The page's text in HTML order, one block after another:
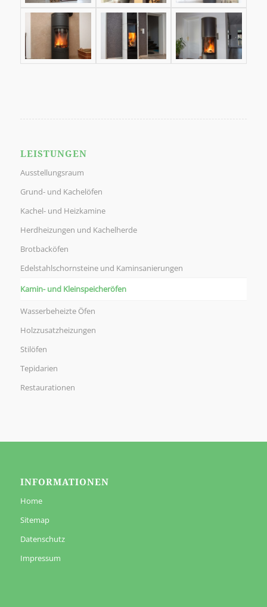
LEISTUNGEN
Ausstellungsraum
Grund- und Kachelöfen
Kachel- und Heizkamine
Herdheizungen und Kachelherde
Brotbacköfen
Edelstahlschornsteine und Kaminsanierungen
Kamin- und Kleinspeicheröfen
Wasserbeheizte Öfen
Holzzusatzheizungen
Stilöfen
Tepidarien
Restaurationen
INFORMATIONEN
Home
Sitemap
Datenschutz
Impressum